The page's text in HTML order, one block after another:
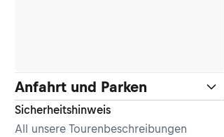
Anfahrt und Parken
Sicherheitshinweis
All unsere Tourenbeschreibungen